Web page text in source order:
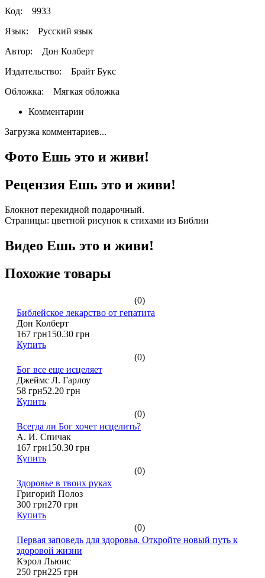
Код: 9933
Язык: Русский язык
Автор:
Дон Колберт
Издательство:
Брайт Букс
Обложка: Мягкая обложка
Комментарии
Загрузка комментариев...
Фото Ешь это и живи!
Рецензия Ешь это и живи!
Блокнот перекидной подарочный.
Страницы: цветной рисунок к стихами из Библии
Видео Ешь это и живи!
Похожие товары
(0)
Библейское лекарство от гепатита
Дон Колберт
167 грн150.30 грн
Купить
(0)
Бог все еще исцеляет
Джеймс Л. Гарлоу
58 грн52.20 грн
Купить
(0)
Всегда ли Бог хочет исцелить?
А. И. Спичак
167 грн150.30 грн
Купить
(0)
Здоровье в твоих руках
Григорий Полоз
300 грн270 грн
Купить
(0)
Первая заповедь для здоровья. Откройте новый путь к
здоровой жизни
Кэрол Льюис
250 грн225 грн